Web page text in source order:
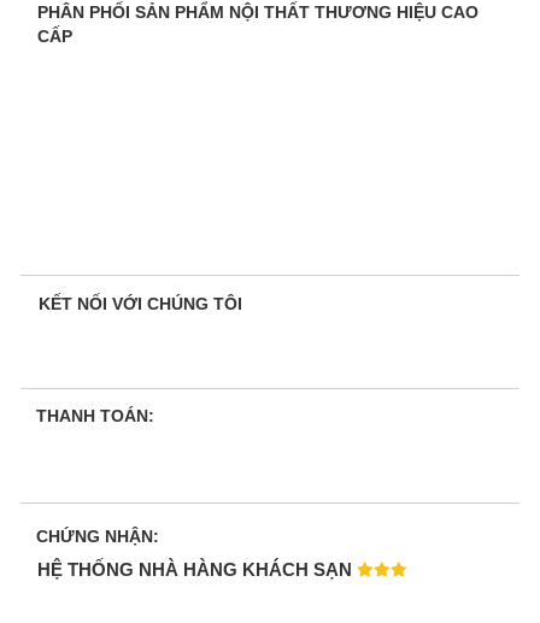
PHÂN PHỐI SẢN PHẨM NỘI THẤT THƯƠNG HIỆU CAO
CẤP
HỆ THỐNG NHÀ HÀNG KHÁCH SẠN
KẾT NỐI VỚI CHÚNG TÔI
THANH TOÁN:
CHỨNG NHẬN: